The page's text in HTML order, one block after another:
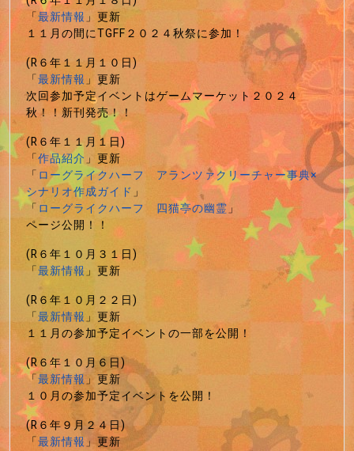
「最新情報」更新
１１月の間にTGFF２０２４秋祭に参加！
(R６年１１月１０日)
「最新情報」更新
次回参加予定イベントはゲームマーケット２０２４
秋！！新刊発売！！
(R６年１１月１日)
「作品紹介」更新
「ローグライクハーフ アランツァクリーチャー事典×
シナリオ作成ガイド」
「ローグライクハーフ 四猫亭の幽霊」
ページ公開！！
(R６年１０月３１日)
「最新情報」更新
(R６年１０月２２日)
「最新情報」更新
１１月の参加予定イベントの一部を公開！
(R６年１０月６日)
「最新情報」更新
１０月の参加予定イベントを公開！
(R６年９月２４日)
「最新情報」更新